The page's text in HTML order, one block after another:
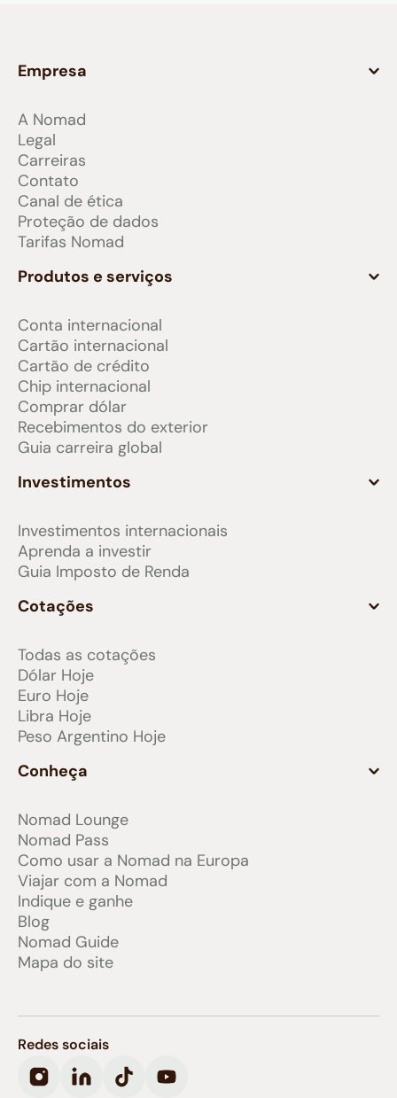
Empresa
A Nomad
Legal
Carreiras
Contato
Canal de ética
Proteção de dados
Tarifas Nomad
Produtos e serviços
Conta internacional
Cartão internacional
Cartão de crédito
Chip internacional
Comprar dólar
Recebimentos do exterior
Guia carreira global
Investimentos
Investimentos internacionais
Aprenda a investir
Guia Imposto de Renda
Cotações
Todas as cotações
Dólar Hoje
Euro Hoje
Libra Hoje
Peso Argentino Hoje
Conheça
Nomad Lounge
Nomad Pass
Como usar a Nomad na Europa
Viajar com a Nomad
Indique e ganhe
Blog
Nomad Guide
Mapa do site
Redes sociais